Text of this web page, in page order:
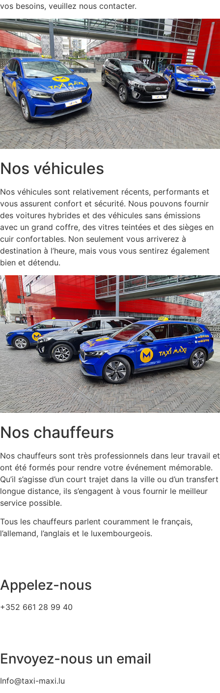
vos besoins, veuillez nous contacter.
Nos véhicules
Nos véhicules sont relativement récents, performants et
vous assurent confort et sécurité. Nous pouvons fournir
des voitures hybrides et des véhicules sans émissions
avec un grand coffre, des vitres teintées et des sièges en
cuir confortables. Non seulement vous arriverez à
destination à l’heure, mais vous vous sentirez également
bien et détendu.
Nos chauffeurs
Nos chauffeurs sont très professionnels dans leur travail et
ont été formés pour rendre votre événement mémorable.
Qu’il s’agisse d’un court trajet dans la ville ou d’un transfert
longue distance, ils s’engagent à vous fournir le meilleur
service possible.
Tous les chauffeurs parlent couramment le français,
l’allemand, l’anglais et le luxembourgeois.
Appelez-nous
+352 661 28 99 40
Envoyez-nous un email
Info@taxi-maxi.lu